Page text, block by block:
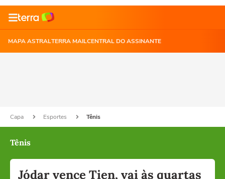
MAPA ASTRALTERRA MAILCENTRAL DO ASSINANTE
Capa Esportes Tênis
Tênis
Jódar vence Tien, vai às quartas